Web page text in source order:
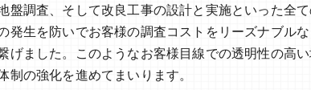
盤調査、そして改良工事の設計と実施といった全
生を防いでお客様の調査コストをリーズナブル
ました。このようなお客様目線での透明性の高
の強化を進めてまいります。